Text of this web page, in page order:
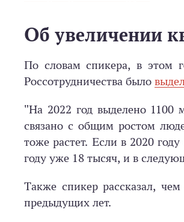
Об увеличении
По словам спикера, в этом
Россотрудничества было
"На 2022 год выделено 1100
связано с общим ростом
тоже растет. Если в 2020
году уже 18 тысяч, и в
Также спикер рассказал,
предыдущих лет.